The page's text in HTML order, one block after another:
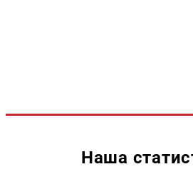
Наша